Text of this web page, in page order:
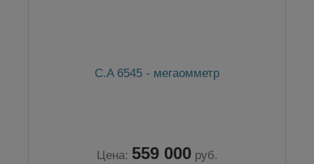
C.A 6545 - мегаомметр
Цена: 559 000 руб.